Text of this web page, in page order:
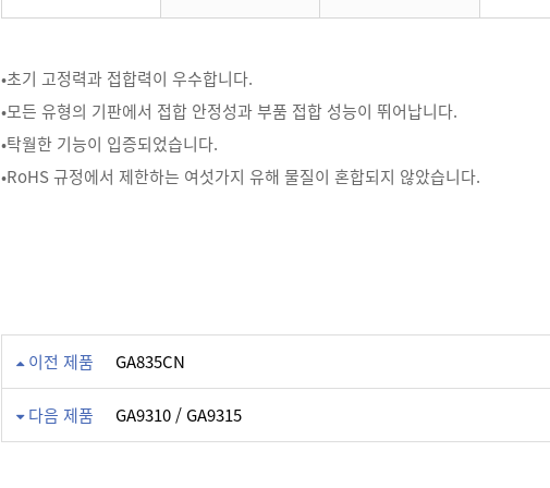
•초기 고정력과 접합력이 우수합니다.
•모든 유형의 기판에서 접합 안정성과 부품 접합 성능이 뛰어납니다.
•탁월한 기능이 입증되었습니다.
•RoHS 규정에서 제한하는 여섯가지 유해 물질이 혼합되지 않았습니다.
이전 제품 GA835CN
다음 제품 GA9310 / GA9315